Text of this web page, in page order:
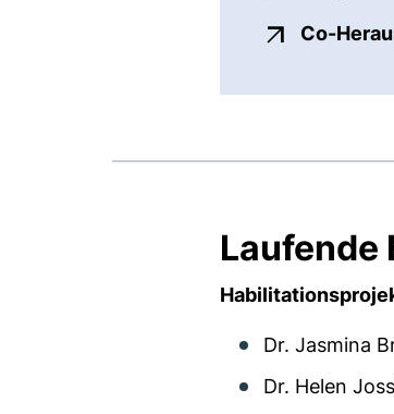
Co-
Dr. Jasmina
Dr. Helen